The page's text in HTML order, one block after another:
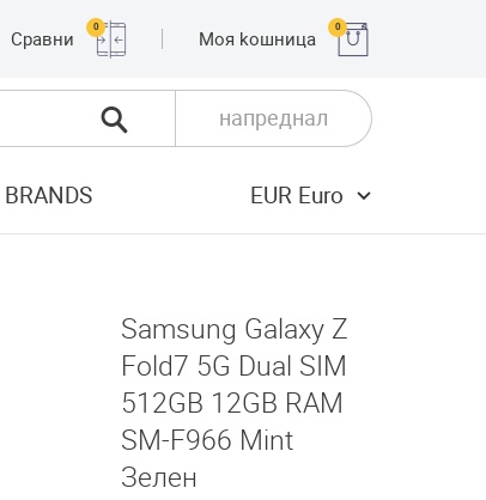
Сравни
0
Moя kошница
0
напреднал
BRANDS EUR Euro
Samsung Galaxy Z
Fold7 5G Dual SIM
512GB 12GB RAM
SM-F966 Mint
Зелен